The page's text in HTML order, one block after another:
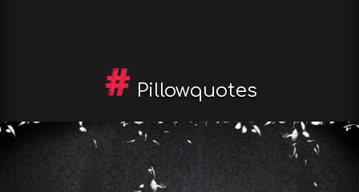
Pillowquotes